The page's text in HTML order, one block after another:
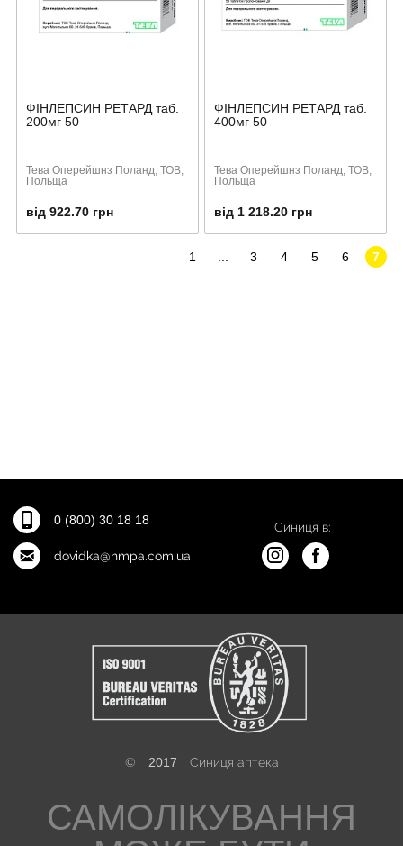
ФІНЛЕПСИН РЕТАРД таб.
200мг 50
Тева Оперейшнз Поланд, ТОВ,
Польща
від 922.70 грн
ФІНЛЕПСИН РЕТАРД таб.
400мг 50
Тева Оперейшнз Поланд, ТОВ,
Польща
від 1 218.20 грн
1 3 4 5 6 7
0 (800) 30 18 18
dovidka@hmpa.com.ua
Синиця в:
© 2017 Синиця аптека
САМОЛІКУВАННЯ